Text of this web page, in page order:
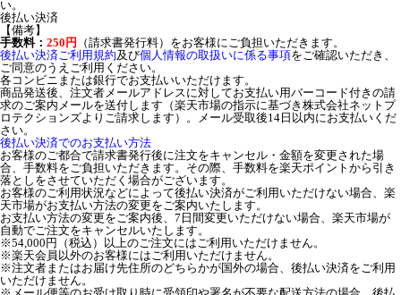
い。
後払い決済
【備考】
手数料： 250円
（請求書発行料）をお客様にご負担いただきます。
後払い決済ご利用規約及び個人情報の取扱いに係る事項をご確認いただき、
ご同意のうえご利用ください。
各コンビニまたは銀行でお支払いいただけます。
商品発送後、注文者メールアドレスに対してお支払い用バーコード付きの請
求のご案内メールを送付します（楽天市場の指示に基づき株式会社ネットプ
ロテクションズよりご請求します）。メール受取後14日以内にお支払いくだ
さい。
後払い決済でのお支払い方法
お客様のご都合で請求書発行後に注文をキャンセル・金額を変更された場
合、手数料をご負担いただきます。その際、手数料を楽天ポイントから引き
落としをさせていただく場合がございます。
お客様のご利用状況などによって後払い決済がご利用いただけない場合、楽
天市場がお支払い方法の変更をご案内いたします。
お支払い方法の変更をご案内後、7日間変更いただけない場合、楽天市場が
自動でご注文をキャンセルいたします。
※54,000円（税込）以上のご注文にはご利用いただけません。
※楽天会員以外のお客様にはご利用いただけません。
※注文者またはお届け先住所のどちらかが国外の場合、後払い決済をご利用
いただけません。